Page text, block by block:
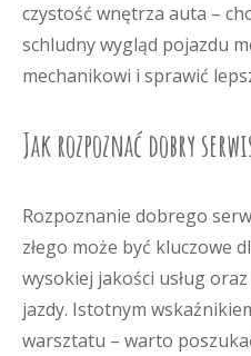
czystość wnętrza auta –
schludny wygląd pojazdu
mechanikowi i sprawić
Jak rozpoznać dobry
Rozpoznanie dobrego
złego może być kluczowe
wysokiej jakości usług
jazdy. Istotnym
warsztatu – warto